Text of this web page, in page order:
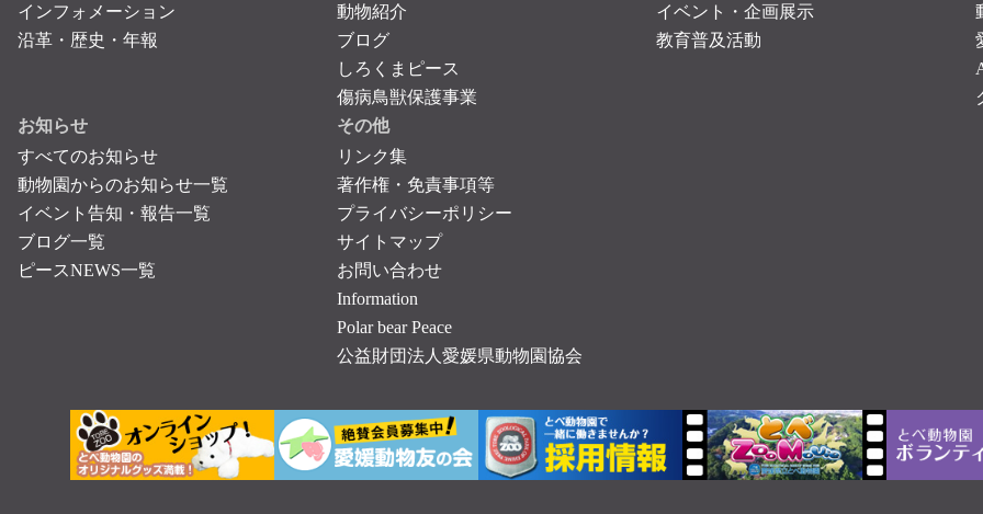
インフォメーション
沿革・歴史・年報
動物紹介
ブログ
しろくまピース
傷病鳥獣保護事業
イベント・企画展示
教育普及活動
お知らせ
すべてのお知らせ
動物園からのお知らせ一覧
イベント告知・報告一覧
ブログ一覧
ピースNEWS一覧
その他
リンク集
著作権・免責事項等
プライバシーポリシー
サイトマップ
お問い合わせ
Information
Polar bear Peace
公益財団法人愛媛県動物園協会